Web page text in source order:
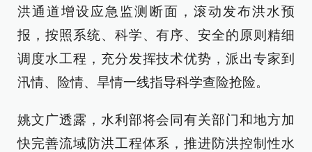
洪通道增设应急监测断面，滚动发布洪水预
报，按照系统、科学、有序、安全的原则精细
调度水工程，充分发挥技术优势，派出专家到
汛情、险情、旱情一线指导科学查险抢险。
姚文广透露，水利部将会同有关部门和地方加
快完善流域防洪工程体系，推进防洪控制性水